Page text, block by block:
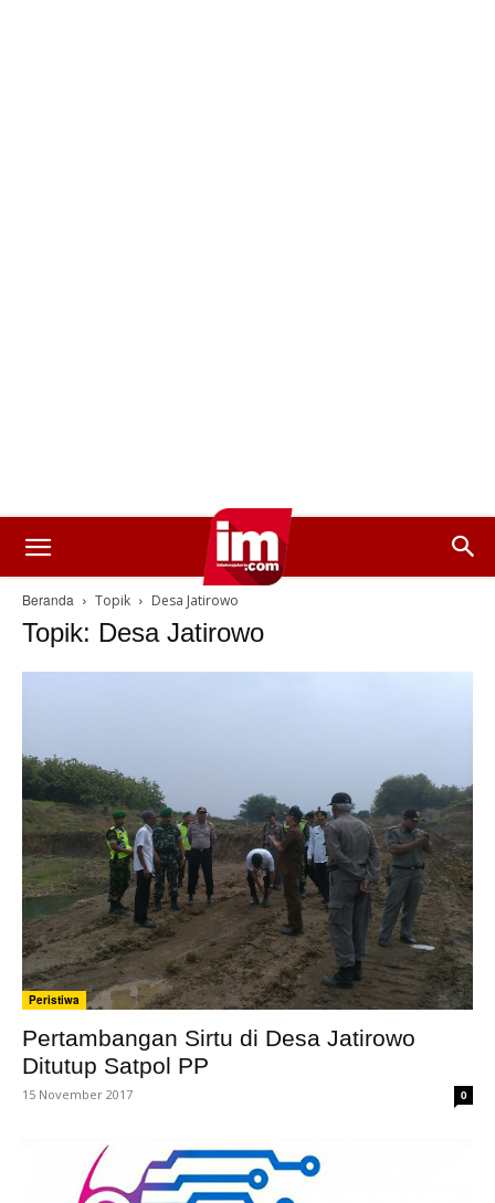
Beranda Topik Desa Jatirowo
Topik: Desa Jatirowo
Peristiwa
Pertambangan Sirtu di Desa Jatirowo
Ditutup Satpol PP
15 November 2017 0